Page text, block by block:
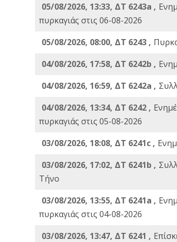
05/08/2026, 13:33, ΔΤ 6243a ,
πυρκαγιάς στις 06-08-2026
05/08/2026, 08:00, ΔΤ 6243 ,
04/08/2026, 17:58, ΔΤ 6242b ,
04/08/2026, 16:59, ΔΤ 6242a ,
04/08/2026, 13:34, ΔΤ 6242 ,
πυρκαγιάς στις 05-08-2026
03/08/2026, 18:08, ΔΤ 6241c ,
03/08/2026, 17:02, ΔΤ 6241b ,
Τήνο
03/08/2026, 13:55, ΔΤ 6241a ,
πυρκαγιάς στις 04-08-2026
03/08/2026, 13:47, ΔΤ 6241 ,